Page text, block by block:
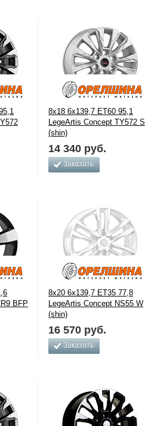
8x18 6x139,7 ET60 95,1
LegeArtis Concept TY572 S
(shin)
14 340 руб.
Заказать
BFP
8x20 6x139,7 ET35 77,8
LegeArtis Concept NS55 W
(shin)
16 570 руб.
Заказать